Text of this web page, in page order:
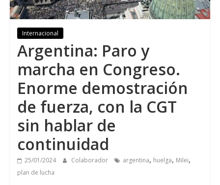
Internacional
Argentina: Paro y
marcha en Congreso.
Enorme demostración
de fuerza, con la CGT
sin hablar de
continuidad
25/01/2024 Colaborador argentina, huelga, Milei,
plan de lucha